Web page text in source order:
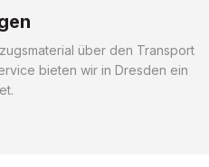
über den Transport
bieten wir in Dresden ein